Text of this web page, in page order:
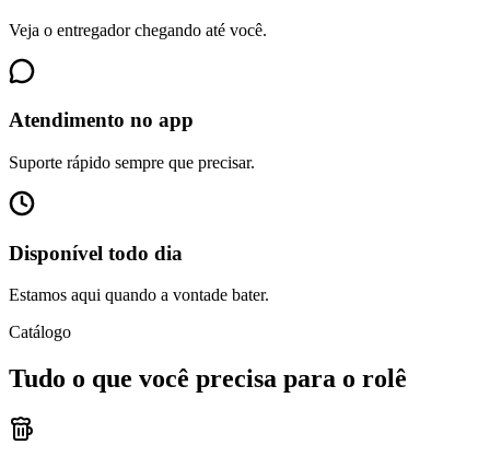
Veja o entregador chegando até você.
Atendimento no app
Suporte rápido sempre que precisar.
Disponível todo dia
Estamos aqui quando a vontade bater.
Catálogo
Tudo o que você precisa para o rolê